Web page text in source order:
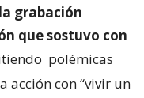
grabación
que sostuvo con
polémicas
acción con “vivir un